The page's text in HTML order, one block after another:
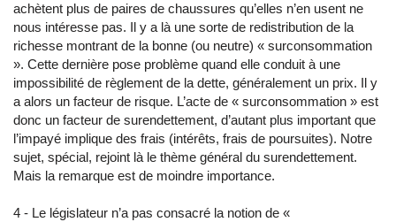
achètent plus de paires de chaussures qu’elles n’en usent ne
nous intéresse pas. Il y a là une sorte de redistribution de la
richesse montrant de la bonne (ou neutre) « surconsommation
». Cette dernière pose problème quand elle conduit à une
impossibilité de règlement de la dette, généralement un prix. Il y
a alors un facteur de risque. L’acte de « surconsommation » est
donc un facteur de surendettement, d’autant plus important que
l’impayé implique des frais (intérêts, frais de poursuites). Notre
sujet, spécial, rejoint là le thème général du surendettement.
Mais la remarque est de moindre importance.
4 - Le législateur n’a pas consacré la notion de «